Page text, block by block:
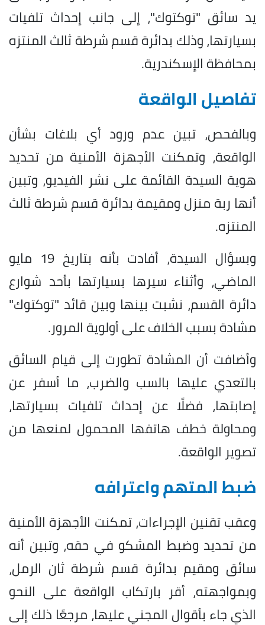
يد سائق "توكتوك"، إلى جانب إحداث تلفيات
بسيارتها، وذلك بدائرة قسم شرطة ثالث المنتزه
بمحافظة الإسكندرية.
تفاصيل الواقعة
وبالفحص، تبين عدم ورود أي بلاغات بشأن
الواقعة، وتمكنت الأجهزة الأمنية من تحديد
هوية السيدة القائمة على نشر الفيديو، وتبين
أنها ربة منزل ومقيمة بدائرة قسم شرطة ثالث
المنتزه.
وبسؤال السيدة، أفادت بأنه بتاريخ 19 مايو
الماضي، وأثناء سيرها بسيارتها بأحد شوارع
دائرة القسم، نشبت بينها وبين قائد "توكتوك"
مشادة بسبب الخلاف على أولوية المرور.
وأضافت أن المشادة تطورت إلى قيام السائق
بالتعدي عليها بالسب والضرب، ما أسفر عن
إصابتها، فضلًا عن إحداث تلفيات بسيارتها،
ومحاولة خطف هاتفها المحمول لمنعها من
تصوير الواقعة.
ضبط المتهم واعترافه
وعقب تقنين الإجراءات، تمكنت الأجهزة الأمنية
من تحديد وضبط المشكو في حقه، وتبين أنه
سائق ومقيم بدائرة قسم شرطة ثان الرمل،
وبمواجهته، أقر بارتكاب الواقعة على النحو
الذي جاء بأقوال المجني عليها، مرجعًا ذلك إلى